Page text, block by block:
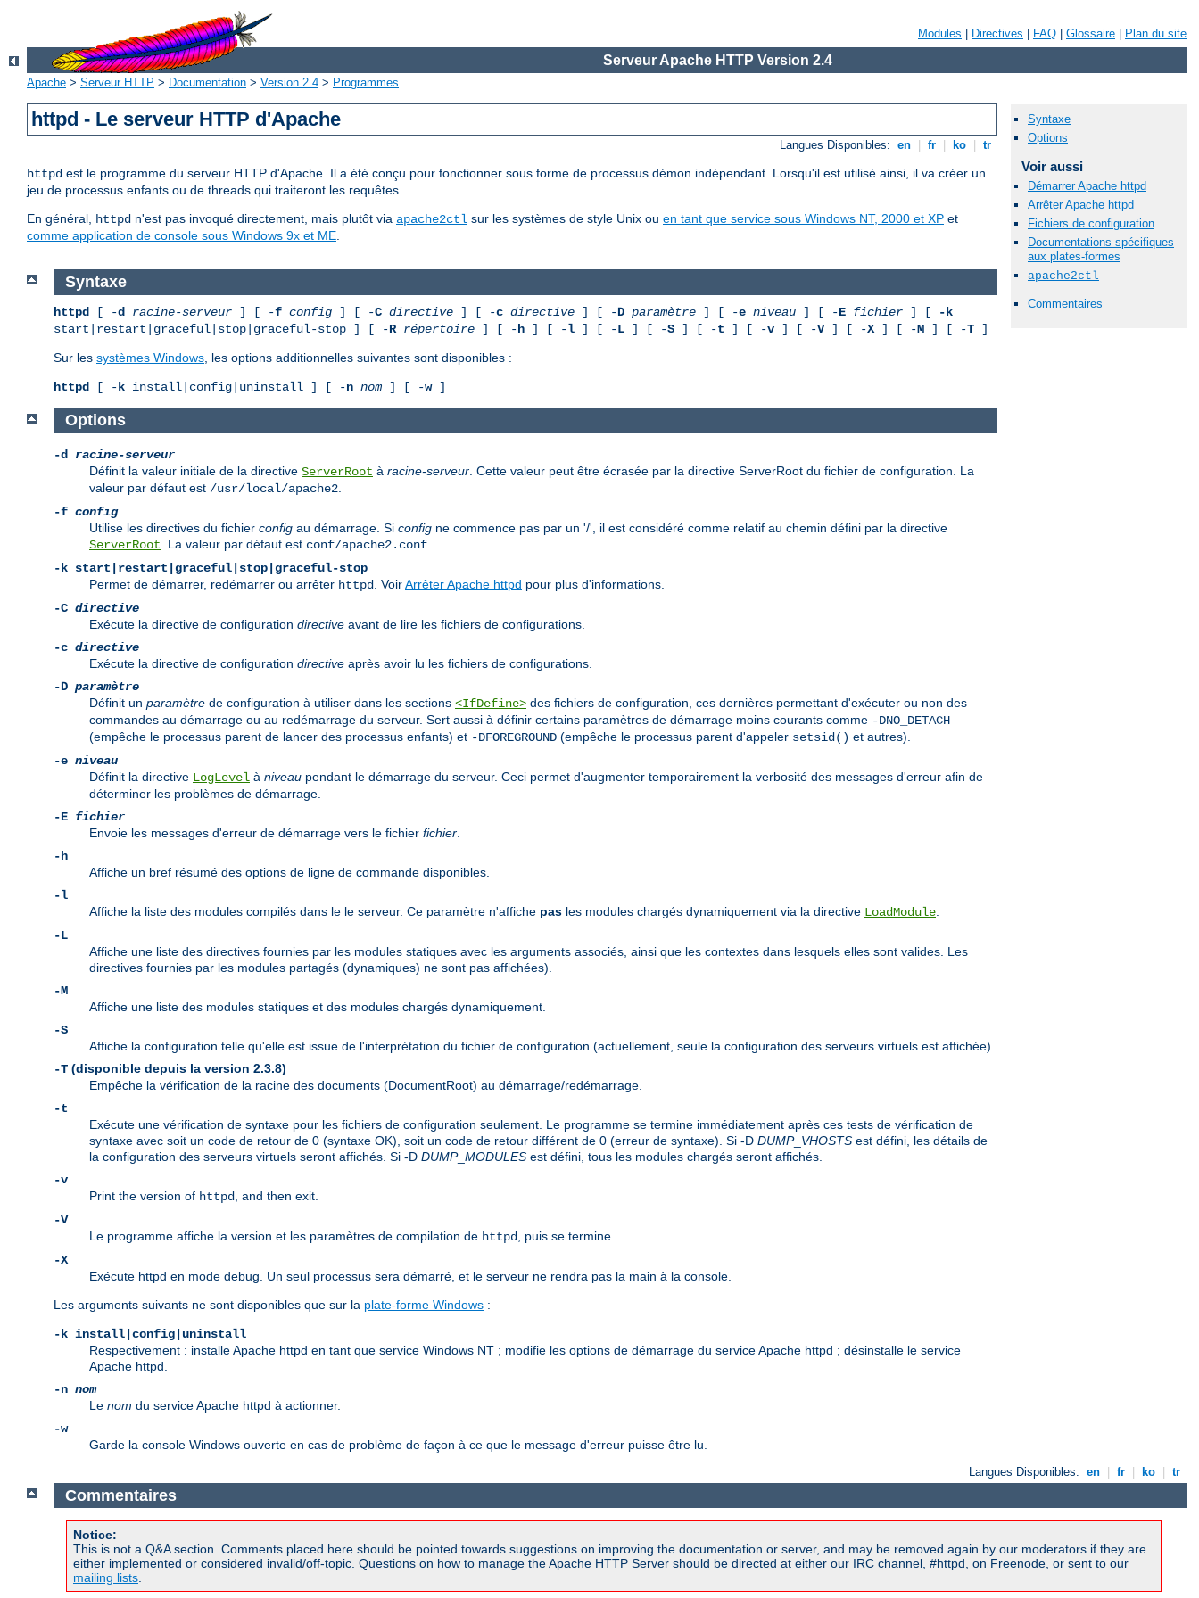
Modules Directives FAQ Glossaire Plan du site
Serveur Apache HTTP Version 2.4
Apache > Serveur HTTP > Documentation > Version 2.4 > Programmes
httpd - Le serveur HTTP d'Apache
Langues Disponibles: en fr ko tr
httpd est le programme du serveur HTTP d'Apache. Il a été conçu pour fonctionner sous forme de processus démon indépendant. Lorsqu'il est utilisé ainsi, il va créer un
jeu de processus enfants ou de threads qui traiteront les requêtes.
En général, httpd n'est pas invoqué directement, mais plutôt via apache2ctl sur les systèmes de style Unix ou en tant que service sous Windows NT, 2000 et XP et
comme application de console sous Windows 9x et ME.
Syntaxe
Options
Voir aussi
Démarrer Apache httpd
Arrêter Apache httpd
Fichiers de configuration
Documentations spécifiques
aux plates-formes
apache2ctl
Commentaires
Syntaxe
httpd [ -d racine-serveur ] [ -f config ] [ -C directive ] [ -c directive ] [ -D paramètre ] [ -e niveau ] [ -E fichier ] [
-k
start|restart|graceful|stop|graceful-stop ] [ -R répertoire ] [ -h ] [ -l ] [ -L ] [ -S ] [ -t ] [ -v ] [ -V] [ -X] [ -M ] [ -T ]
Sur les systèmes Windows , les options additionnelles suivantes sont disponibles :
httpd [ - k install|config|uninstall ] [ -n nom ] [ -w]
Options
-d racine-serveur
Définit la valeur initiale de la directive ServerRoot à racine-serveur . Cette valeur peut être écrasée par la directive ServerRoot du fichier de configuration. La
valeur par défaut est /usr/local/apache2
-f config
Utilise les directives du fichier config au démarrage. Si config ne commence pas par un '/', il est considéré comme relatif au chemin défini par la directive
ServerRoot . La valeur par défaut est conf/apache2.conf
-k start|restart|graceful|stop|graceful-stop
Permet de démarrer, redémarrer ou arrêter httpd . VoirArrêter Apache httpd pour plus d'informations.
-C directive
Exécute la directive de configuration directive avant de lire les fichiers de configurations.
-c directive
Exécute la directive de configuration directive après avoir lu les fichiers de configurations.
-D paramètre
Définit un paramètre de configuration à utiliser dans les sections <IfDefine> des fichiers de configuration, ces dernières permettant d'exécuter ou non des
commandes au démarrage ou au redémarrage du serveur. Sert aussi à définir certains paramètres de démarrage moins courants comme -DNO_DETACH
(empêche le processus parent de lancer des processus enfants) et -DFOREGROUND (empêche le processus parent d'appeler setsid() et autres).
-e niveau
Définit la directive LogLevel à niveau pendant le démarrage du serveur. Ceci permet d'augmenter temporairement la verbosité des messages d'erreur afin de
déterminer les problèmes de démarrage.
-E fichier
Envoie les messages d'erreur de démarrage vers le fichier fichier
-h
Affiche un bref résumé des options de ligne de commande disponibles.
-l
Affiche la liste des modules compilés dans le le serveur. Ce paramètre n'affiche pas les modules chargés dynamiquement via la directive LoadModule
-L
Affiche une liste des directives fournies par les modules statiques avec les arguments associés, ainsi que les contextes dans lesquels elles sont valides. Les
directives fournies par les modules partagés (dynamiques) ne sont pas affichées).
-M
Affiche une liste des modules statiques et des modules chargés dynamiquement.
-S
Affiche la configuration telle qu'elle est issue de l'interprétation du fichier de configuration (actuellement, seule la configuration des serveurs virtuels est affichée).
-T (disponible depuis la version 2.3.8)
Empêche la vérification de la racine des documents (DocumentRoot) au démarrage/redémarrage.
-t
Exécute une vérification de syntaxe pour les fichiers de configuration seulement. Le programme se termine immédiatement après ces tests de vérification de
syntaxe avec soit un code de retour de 0 (syntaxe OK), soit un code de retour différent de 0 (erreur de syntaxe). Si -D DUMP_ VHOSTS est défini, les détails de
la configuration des serveurs virtuels seront affichés. Si -D DUMP_ MODULES est défini, tous les modules chargés seront affichés.
-v
Print the version of httpd
, and then exit.
-V
Le programme affiche la version et les paramètres de compilation de httpd
, puis se termine.
-X
Exécute httpd en mode debug. Un seul processus sera démarré, et le serveur ne rendra pas la main à la console.
Les arguments suivants ne sont disponibles que sur la plate-forme Windows :
-k install|config|uninstall
Respectivement : installe Apache httpd en tant que service Windows NT ; modifie les options de démarrage du service Apache httpd ; désinstalle le service
Apache httpd.
-n nom
Le nom du service Apache httpd à actionner.
-w
Garde la console Windows ouverte en cas de problème de façon à ce que le message d'erreur puisse être lu.
Langues Disponibles: en fr ko tr
Commentaires
Notice:
This is not a Q&A section. Comments placed here should be pointed towards suggestions on improving the documentation or server, and may be removed again by our moderators if they are
either implemented or considered invalid/off-topic. Questions on how to manage the Apache HTTP Server should be directed at either our IRC channel, #httpd, on Freenode, or sent to our
mailing lists.